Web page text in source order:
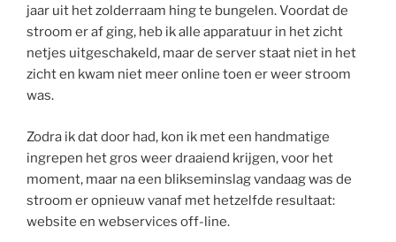
jaar uit het zolderraam hing te bungelen. Voordat de
stroom er af ging, heb ik alle apparatuur in het zicht
netjes uitgeschakeld, maar de server staat niet in het
zicht en kwam niet meer online toen er weer stroom
was.
Zodra ik dat door had, kon ik met een handmatige
ingrepen het gros weer draaiend krijgen, voor het
moment, maar na een blikseminslag vandaag was de
stroom er opnieuw vanaf met hetzelfde resultaat:
website en webservices off-line.